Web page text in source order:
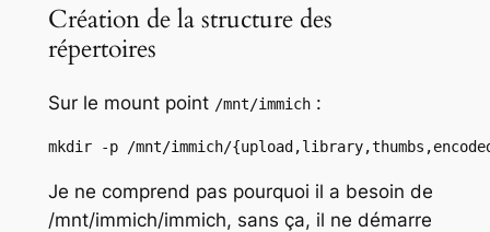
Création de la structure des
répertoires
Sur le mount point /mnt/immich:
mkdir -p /mnt/immich/
Je ne comprend pas pourquoi il a besoin de
/mnt/immich/immich, sans ça, il ne démarre